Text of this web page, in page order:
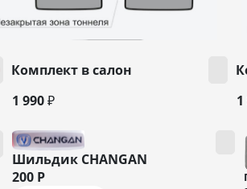
Комплект в салон
1 990 ₽
Шильдик CHANGAN
200 Р